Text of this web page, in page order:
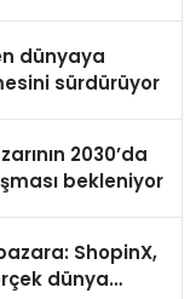
dünyaya
sürdürüyor
2030’da
bekleniyor
ShopinX,
dünya